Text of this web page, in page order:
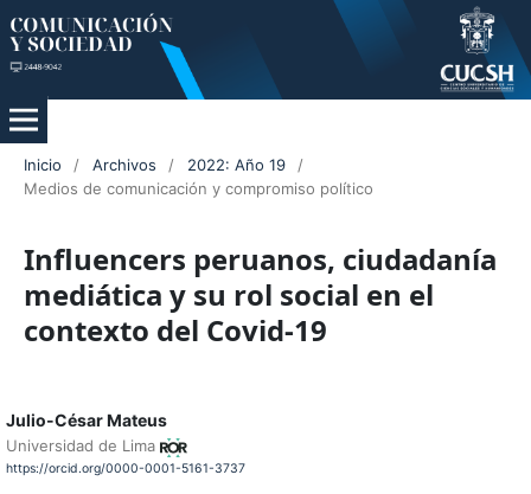
Inicio / Archivos / 2022: Año 19
/
Medios de comunicación y compromiso político
Influencers peruanos, ciudadanía
mediática y su rol social en el
contexto del Covid-19
Julio-César Mateus
Universidad de Lima
https://orcid.org/0000-0001-5161-3737